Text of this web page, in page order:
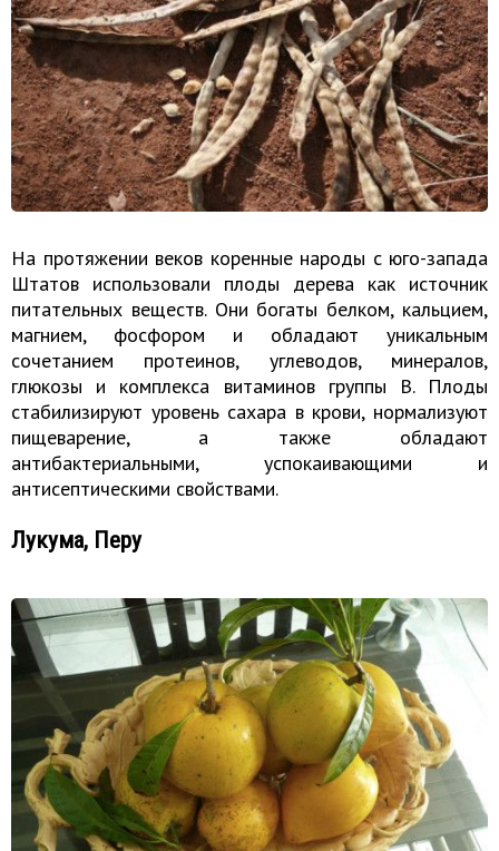
На протяжении веков коренные народы с юго-запада
Штатов использовали плоды дерева как источник
питательных веществ. Они богаты белком, кальцием,
магнием, фосфором и обладают уникальным
сочетанием протеинов, углеводов, минералов,
глюкозы и комплекса витаминов группы В. Плоды
стабилизируют уровень сахара в крови, нормализуют
пищеварение, а также обладают
антибактериальными, успокаивающими и
антисептическими свойствами.
Лукума, Перу